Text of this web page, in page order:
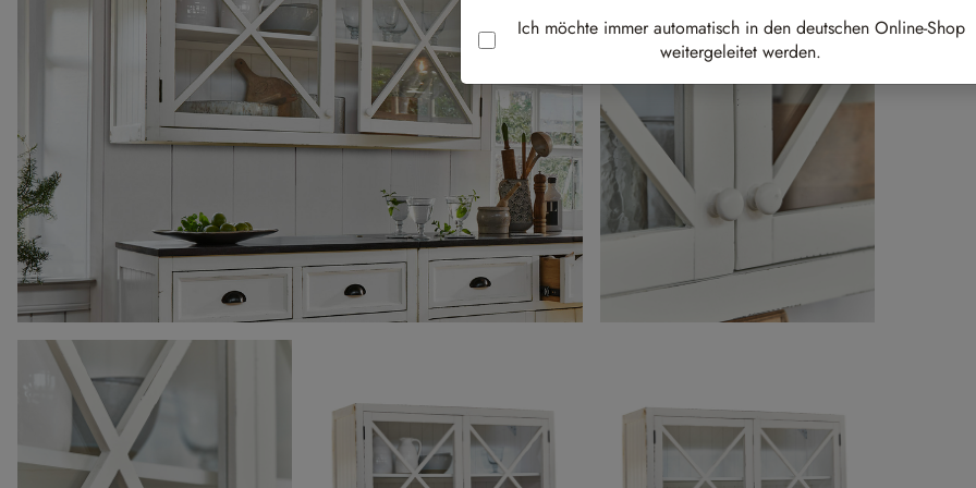
Ich möchte immer automatisch in den deutschen Online-Shop
weitergeleitet werden.